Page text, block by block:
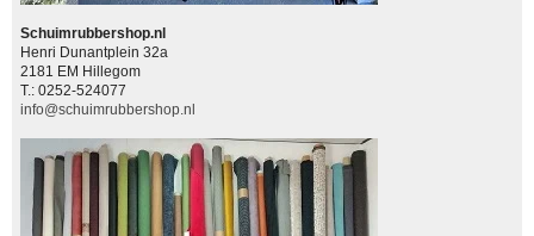
Schuimrubbershop.nl
Henri Dunantplein 32a
2181 EM Hillegom
T.: 0252-524077
info@schuimrubbershop.nl